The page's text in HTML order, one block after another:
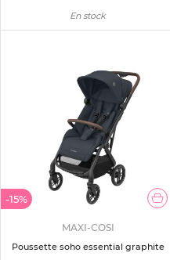
En stock
-15%
MAXI-COSI
Poussette soho essential graphite